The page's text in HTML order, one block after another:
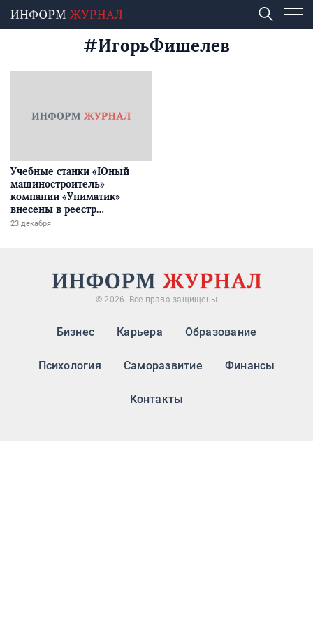
#ИгорьФишелев
Учебные станки «Юный
машиностроитель»
компании «Униматик»
внесены в реестр
российской промышленной
23 декабря
© 2026. Все права защищены
Бизнес Карьера Образование
Психология Саморазвитие Финансы
Контакты